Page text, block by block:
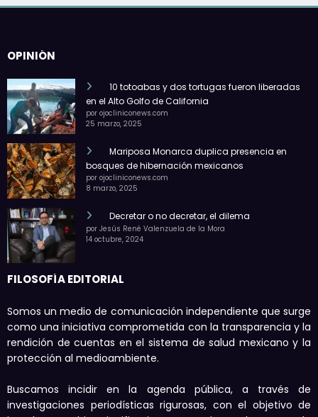
OPINIÓN
10 totoabas y dos tortugas fueron liberadas
en el Alto Golfo de California
por ojocliniconews.com
25 marzo, 2025
Mariposa Monarca duplica presencia en
bosques de hibernación mexicanos
por ojocliniconews.com
8 marzo, 2025
Decretar o no decretar, el dilema
por Jesús René Valenzuela de la Mora
14 octubre, 2024
FILOSOFÍA EDITORIAL
Somos un medio de comunicación independiente que surge
como una iniciativa comprometida con la transparencia y la
rendición de cuentas en el sistema de salud mexicano y la
protección al medioambiente.
Buscamos incidir en la agenda pública, a través de
investigaciones periodísticas rigurosas, con el objetivo de